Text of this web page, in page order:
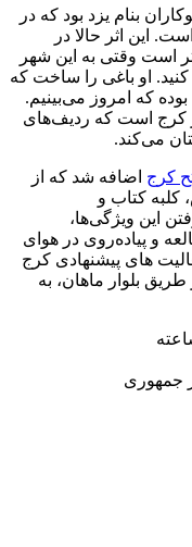
بنام یزد بود که در
این اثر حالا در
است وقتی به این شهر
او باغی را ساخت که
که امروز می‌بینیم.
کرج است که ردیف‌های
می‌کند.
کرج اضافه شد که از
کلبه کتاب و
این ویژگی‌ها،
و پیاده‌روی در هوای
های پیشنهادی کرج
بلوار ماهان، به
جمهوری